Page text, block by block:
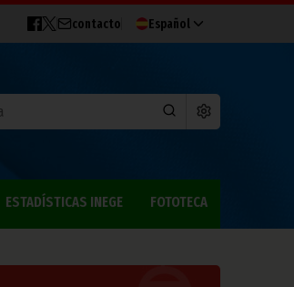
contacto Español
ESTADÍSTICAS INEGE FOTOTECA